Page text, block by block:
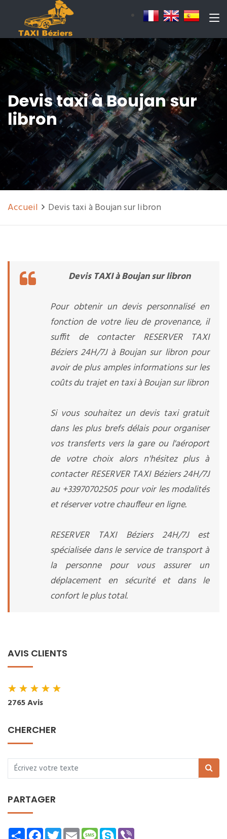
Devis taxi à Boujan sur
libron
Accueil Devis taxi à Boujan sur libron
Devis TAXI à Boujan sur libron
Pour obtenir un devis personnalisé en
fonction de votre lieu de provenance, il
suffit de contacter RESERVER TAXI
Béziers 24H/7J à Boujan sur libron pour
avoir de plus amples informations sur les
coûts du trajet en taxi à Boujan sur libron
Si vous souhaitez un devis taxi gratuit
dans les plus brefs délais pour organiser
vos transferts vers la gare ou l'aéroport
de votre choix alors n'hésitez plus à
contacter RESERVER TAXI Béziers 24H/7J
au +33970702505 pour voir les modalités
et réserver votre chauffeur en ligne.
RESERVER TAXI Béziers 24H/7J est
spécialisée dans le service de transport à
la personne pour vous assurer un
déplacement en sécurité et dans le
confort le plus total.
AVIS CLIENTS
★★★★★
2765 Avis
CHERCHER
PARTAGER
ShareFacebookTwitterEmailMessage
Skype